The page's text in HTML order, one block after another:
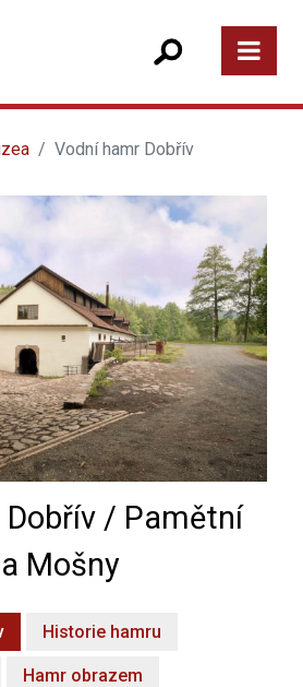
Vodní hamr Dobřív
/ Pamětní
Mošny
Historie hamru
Hamr obrazem